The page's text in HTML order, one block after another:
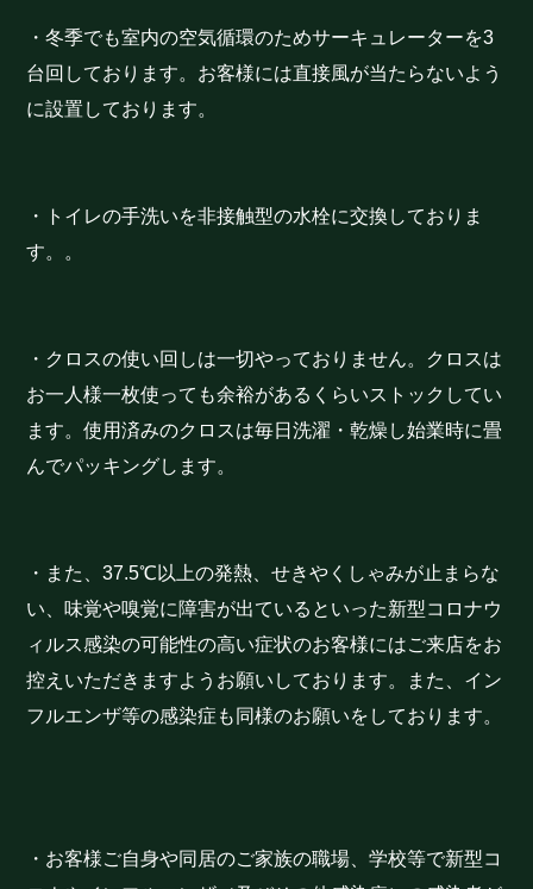
・冬季でも室内の空気循環のためサーキュレーターを3
台回しております。お客様には直接風が当たらないよう
に設置しております。
・トイレの手洗いを非接触型の水栓に交換しておりま
す。。
・クロスの使い回しは一切やっておりません。クロスは
お一人様一枚使っても余裕があるくらいストックしてい
ます。使用済みのクロスは毎日洗濯・乾燥し始業時に畳
んでパッキングします。
・また、37.5℃以上の発熱、せきやくしゃみが止まらな
い、味覚や嗅覚に障害が出ているといった新型コロナウ
ィルス感染の可能性の高い症状のお客様にはご来店をお
控えいただきますようお願いしております。また、イン
フルエンザ等の感染症も同様のお願いをしております。
・お客様ご自身や同居のご家族の職場、学校等で新型コ